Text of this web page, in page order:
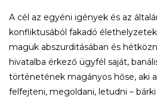
A cél az egyéni igények és az
konfliktusából fakadó
maguk abszurditásában és
hivatalba érkező ügyfél saját,
történetének magányos hőse, aki
felfejteni, megoldani, letudni –